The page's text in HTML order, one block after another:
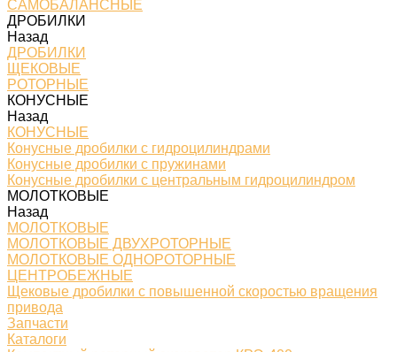
САМОБАЛАНСНЫЕ
ДРОБИЛКИ
Назад
ДРОБИЛКИ
ЩЕКОВЫЕ
РОТОРНЫЕ
КОНУСНЫЕ
Назад
КОНУСНЫЕ
Конусные дробилки с гидроцилиндрами
Конусные дробилки с пружинами
Конусные дробилки с центральным гидроцилиндром
МОЛОТКОВЫЕ
Назад
МОЛОТКОВЫЕ
МОЛОТКОВЫЕ ДВУХРОТОРНЫЕ
МОЛОТКОВЫЕ ОДНОРОТОРНЫЕ
ЦЕНТРОБЕЖНЫЕ
Щековые дробилки с повышенной скоростью вращения
привода
Запчасти
Каталоги